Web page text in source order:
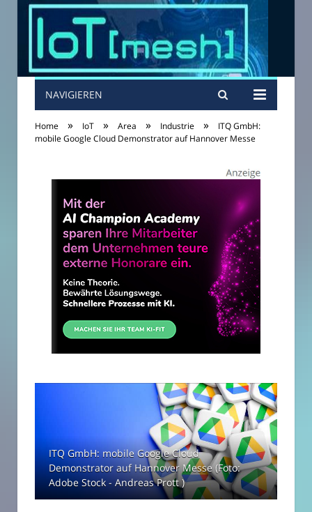
NAVIGIEREN
Home » IoT » Area » Industrie »
ITQ GmbH:
mobile Google Cloud Demonstrator auf Hannover Messe
ITQ GmbH: mobile Google Cloud
Demonstrator auf Hannover Messe (Foto:
Adobe Stock - Andreas Prott )